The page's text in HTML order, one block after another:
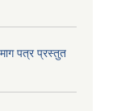
पत्र प्रस्तुत